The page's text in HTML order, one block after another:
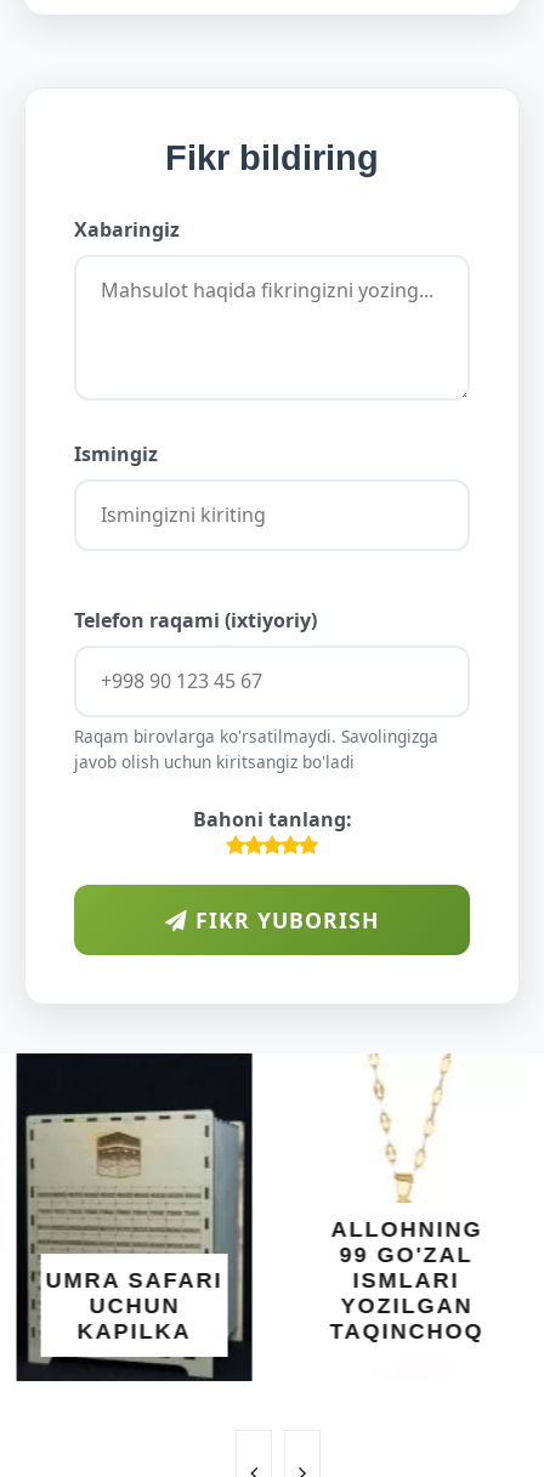
Fikr bildiring
Xabaringiz
Ismingiz
Telefon raqami (ixtiyoriy)
Raqam birovlarga ko'rsatilmaydi. Savolingizga
javob olish uchun kiritsangiz bo'ladi
Bahoni tanlang:
FIKR YUBORISH
ALLOHNING
99 GO'ZAL
ISMLARI
YOZILGAN
TAQINCHOQ
DIYORIDA
O'SUVCHI
KUNDUR
DARAXTINING
SHIFOBAXSH
YELIMI: AQL,
XOTIRA VA
UMUMIY
SALOMATLIK
UCHUN
BEBAHO
NE'MAT